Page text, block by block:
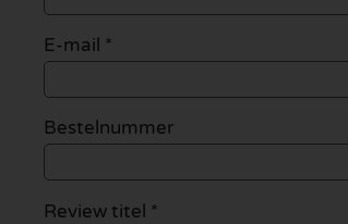
E-mail *
Bestelnummer
Review titel *